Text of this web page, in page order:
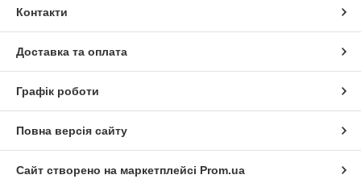
Контакти
Доставка та оплата
Графік роботи
Повна версія сайту
Сайт створено на маркетплейсі Prom.ua